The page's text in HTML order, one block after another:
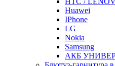
Huawei
IPhone
LG
Nokia
Samsung
АКБ